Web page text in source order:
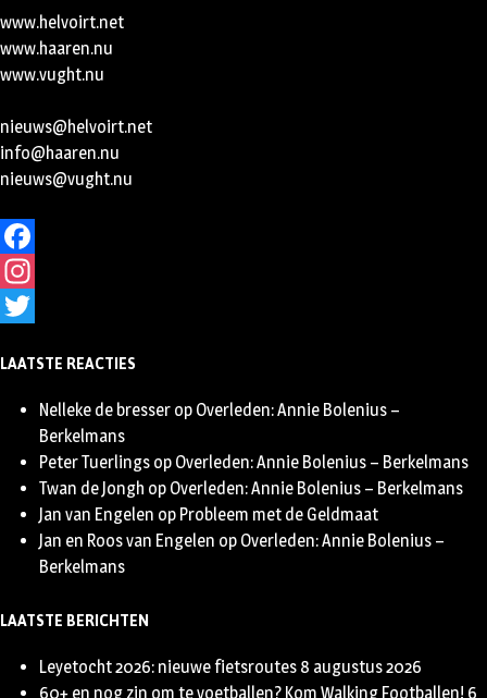
www.helvoirt.net
www.haaren.nu
www.vught.nu
nieuws@helvoirt.net
info@haaren.nu
nieuws@vught.nu
Facebook
Instagram
LAATSTE REACTIES
Nelleke de bresser op Overleden: Annie Bolenius –
Berkelmans
Peter Tuerlings op Overleden: Annie Bolenius – Berkelmans
Twan de Jongh op Overleden: Annie Bolenius – Berkelmans
Jan van Engelen op Probleem met de Geldmaat
Jan en Roos van Engelen op Overleden: Annie Bolenius –
Berkelmans
LAATSTE BERICHTEN
Leyetocht 2026: nieuwe fietsroutes 8 augustus 2026
60+ en nog zin om te voetballen? Kom Walking Footballen! 6